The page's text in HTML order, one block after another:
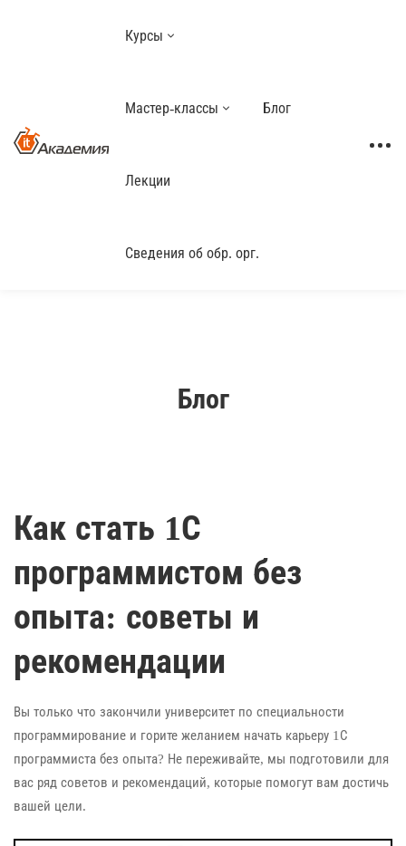
Курсы
Мастер-классы Блог
Лекции
Сведения об обр. орг.
Блог
Как стать 1С
программистом без
опыта: советы и
рекомендации
Вы только что закончили университет по специальности
программирование и горите желанием начать карьеру 1С
программиста без опыта? Не переживайте, мы подготовили для
вас ряд советов и рекомендаций, которые помогут вам достичь
вашей цели.